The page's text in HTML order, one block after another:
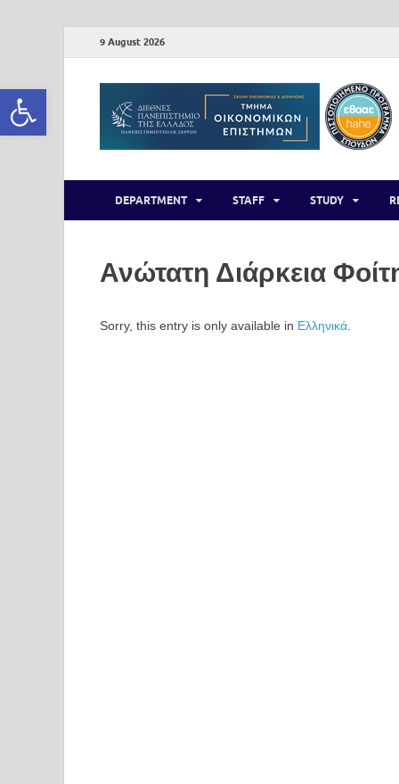
Open toolbar
9 August 2026
DEPARTMENT STAFF STUDY
Ανώτατη Διάρκεια
Sorry, this entry is only available in Ελληνικά